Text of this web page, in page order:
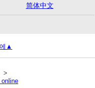
简体中文
▲
>